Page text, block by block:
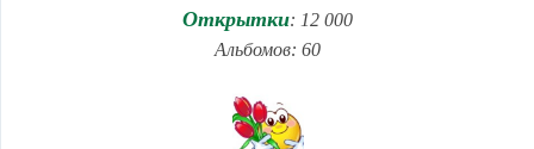
Открытки: 12 000
Альбомов: 60